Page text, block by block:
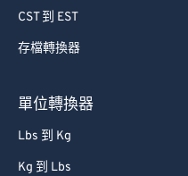
CST 到 EST
存檔轉換器
單位轉換器
Lbs 到 Kg
Kg 到 Lbs